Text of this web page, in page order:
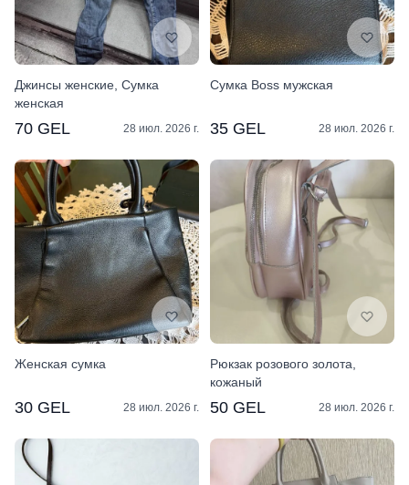
Джинсы женские, Сумка
женская
70 GEL 28 июл. 2026 г.
Сумка Boss мужская
35 GEL 28 июл. 2026 г.
Женская сумка
30 GEL 28 июл. 2026 г.
Рюкзак розового золота,
кожаный
50 GEL 28 июл. 2026 г.